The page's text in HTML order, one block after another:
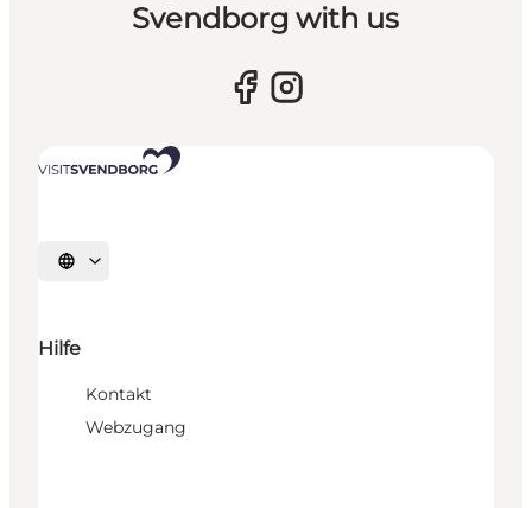
Svendborg with us
Sprache auswählen
Hilfe
Kontakt
Webzugang